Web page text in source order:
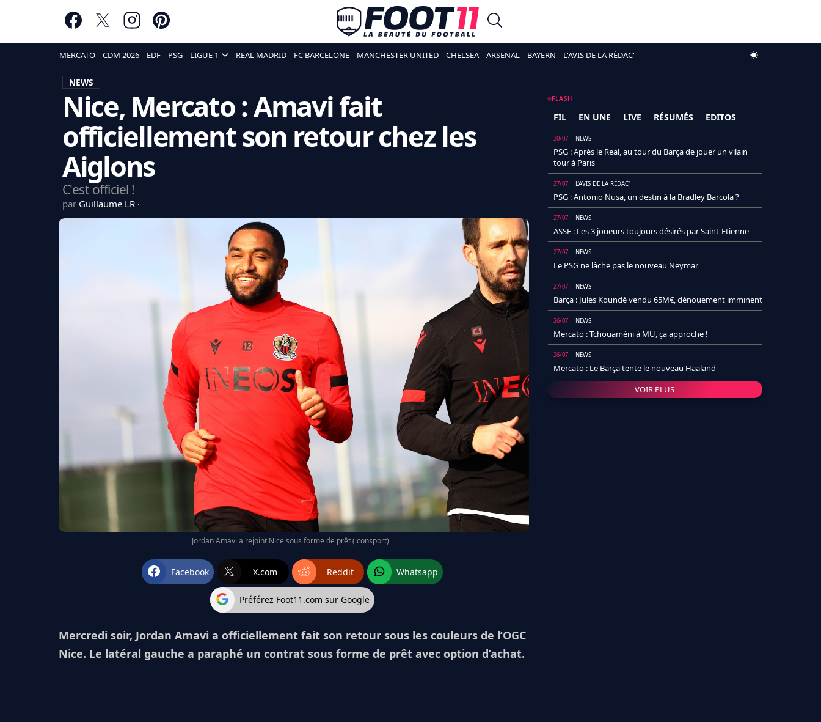
MERCATO CDM 2026 EDF PSG LIGUE 1 REAL MADRID FC BARCELONE MANCHESTER UNITED CHELSEA ARSENAL BAYERN L'AVIS DE LA RÉDAC'
NEWS
Nice, Mercato : Amavi fait
officiellement son retour chez les
Aiglons
C'est officiel !
par Guillaume LR
Jordan Amavi a rejoint Nice sous forme de prêt (iconsport)
Facebook X.com Reddit Whatsapp
Préférez Foot11.com sur Google
Mercredi soir, Jordan Amavi a officiellement fait son retour sous les couleurs de l’OGC
Nice. Le latéral gauche a paraphé un contrat sous forme de prêt avec option d’achat.
FLASH
FIL EN UNE LIVE RÉSUMÉS EDITOS
30/07 NEWS
PSG : Après le Real, au tour du Barça de jouer un vilain
tour à Paris
27/07 L'AVIS DE LA RÉDAC'
PSG : Antonio Nusa, un destin à la Bradley Barcola ?
27/07 NEWS
ASSE : Les 3 joueurs toujours désirés par Saint-Etienne
27/07 NEWS
Le PSG ne lâche pas le nouveau Neymar
27/07 NEWS
Barça : Jules Koundé vendu 65M€, dénouement imminent
26/07 NEWS
Mercato : Tchouaméni à MU, ça approche !
26/07 NEWS
Mercato : Le Barça tente le nouveau Haaland
VOIR PLUS